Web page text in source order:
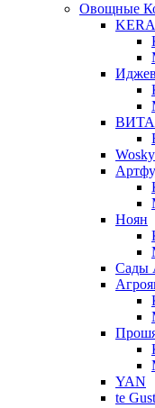
Овощные
Wosky
Ноян
Сады
YAN
te